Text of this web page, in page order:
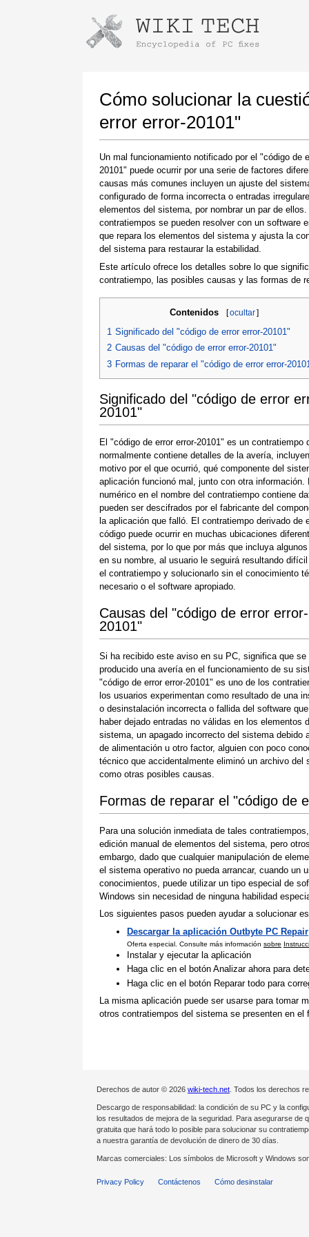
Cómo solucionar la
error error-20101"
Un mal funcionamiento notificado por el "código de
20101" puede ocurrir por una serie de factores
causas más comunes incluyen un ajuste del
configurado de forma incorrecta o entradas
elementos del sistema, por nombrar un par de ellos.
contratiempos se pueden resolver con un software
que repara los elementos del sistema y ajusta la
del sistema para restaurar la estabilidad.
Este artículo ofrece los detalles sobre lo que
contratiempo, las posibles causas y las formas de
Contenidos [ocultar]
1 Significado del "código de error error-20101"
2 Causas del "código de error error-20101"
3 Formas de reparar el "código de error error-
Significado del "código de error
20101"
El "código de error error-20101" es un contratiempo
normalmente contiene detalles de la avería,
motivo por el que ocurrió, qué componente del
aplicación funcionó mal, junto con otra información.
numérico en el nombre del contratiempo contiene
pueden ser descifrados por el fabricante del
la aplicación que falló. El contratiempo derivado de
código puede ocurrir en muchas ubicaciones
del sistema, por lo que por más que incluya
en su nombre, al usuario le seguirá resultando
el contratiempo y solucionarlo sin el conocimiento
necesario o el software apropiado.
Causas del "código de error error-
20101"
Si ha recibido este aviso en su PC, significa que se
producido una avería en el funcionamiento de su
"código de error error-20101" es uno de los
los usuarios experimentan como resultado de una
o desinstalación incorrecta o fallida del software
haber dejado entradas no válidas en los elementos
sistema, un apagado incorrecto del sistema debido
de alimentación u otro factor, alguien con poco
técnico que accidentalmente eliminó un archivo
como otras posibles causas.
Formas de reparar el "código de
Para una solución inmediata de tales
edición manual de elementos del sistema, pero
embargo, dado que cualquier manipulación de
el sistema operativo no pueda arrancar, cuando un
conocimientos, puede utilizar un tipo especial de
Windows sin necesidad de ninguna habilidad
Los siguientes pasos pueden ayudar a solucionar
Descargar la aplicación Outbyte PC Repair
Oferta especial. Consulte más información sobre
Instalar y ejecutar la aplicación
Haga clic en el botón Analizar ahora para
Haga clic en el botón Reparar todo para
La misma aplicación puede ser usarse para tomar
otros contratiempos del sistema se presenten en el
Derechos de autor © 2026 wiki-tech.net . Todos los derechos
Descargo de responsabilidad: la condición de su PC y la
los resultados de mejora de la seguridad. Para asegurarse de
gratuita que hará todo lo posible para solucionar su
a nuestra garantía de devolución de dinero de 30 días.
Marcas comerciales: Los símbolos de Microsoft y Windows
Privacy Policy Contáctenos Cómo desinstalar
Instrucciones para descargar con
Una vez que se complete la descarga, haga
clic en el enlace del archivo descargado